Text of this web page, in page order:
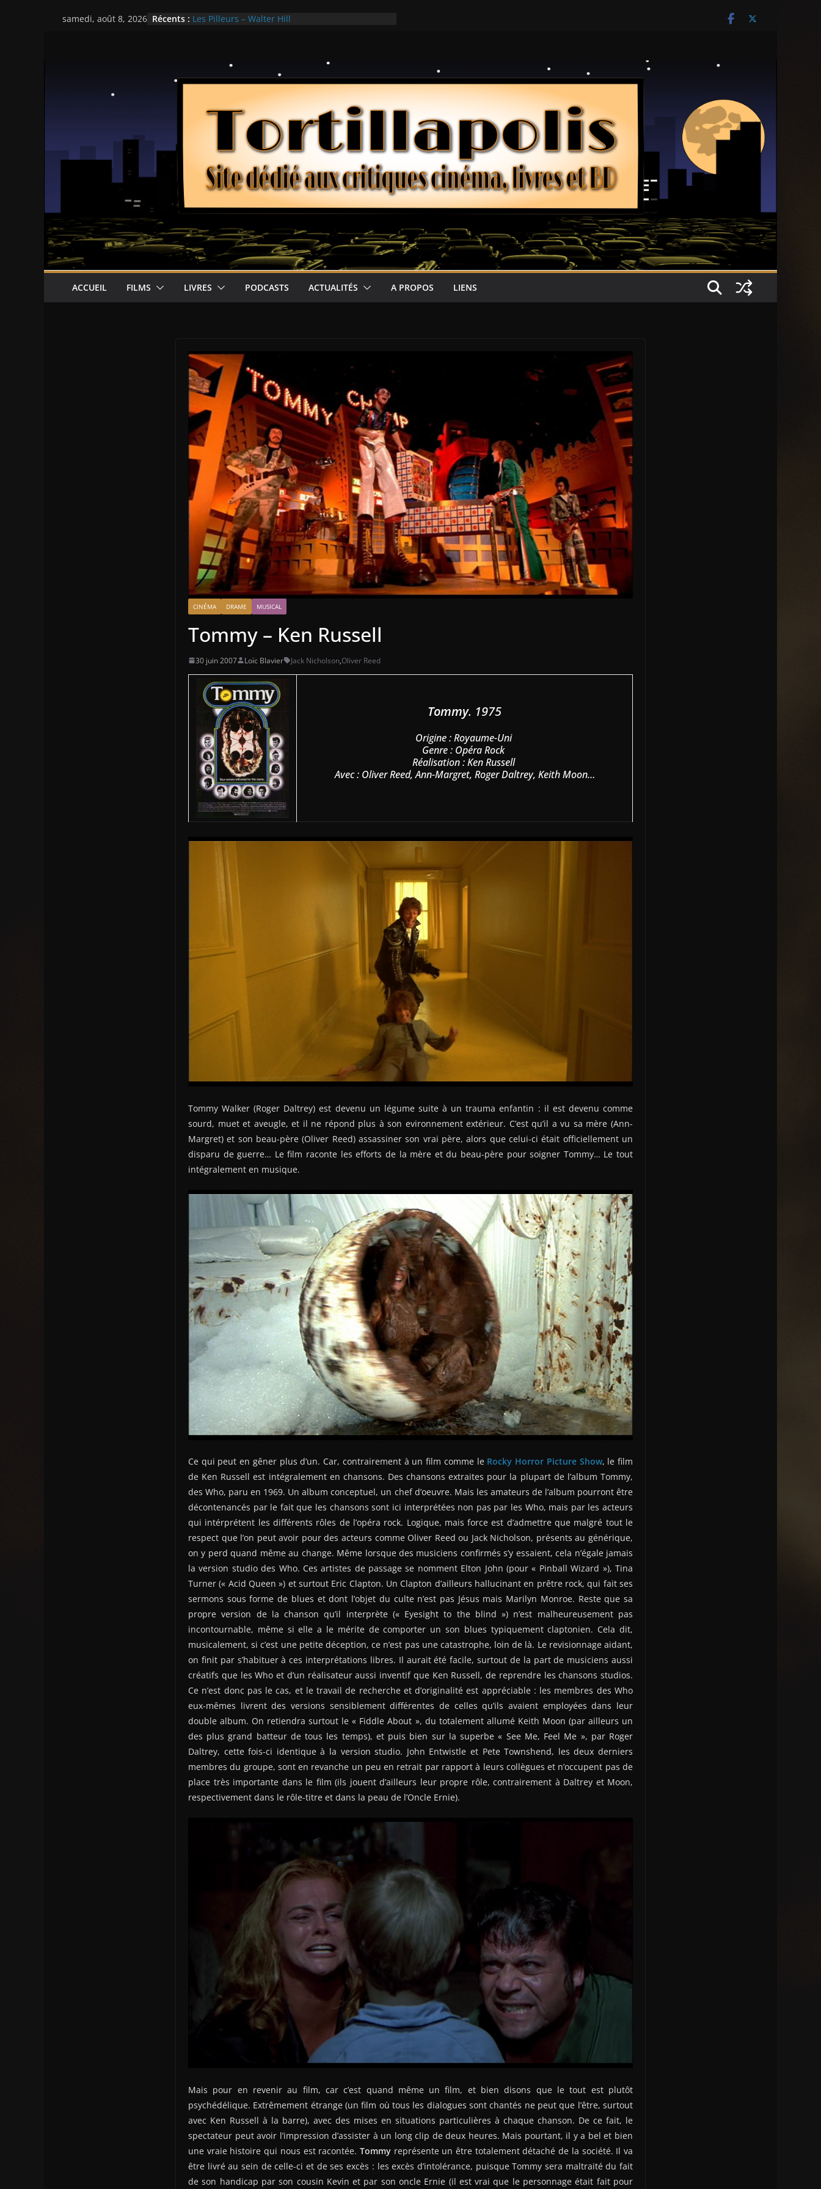
Passersamedi, août 8, 2026 Récents : Les Pilleurs – Walter Hill
Ça chauffe au lycée Ridgemont – Amy Heckerling
ACCUEIL FILMS LIVRES PODCASTS ACTUALITÉS A PROPOS LIENS
CINÉMA DRAME MUSICAL
Tommy – Ken Russell
30 juin 2007 Loïc Blavier Jack Nicholson,Oliver Reed
Tommy. 1975
Origine : Royaume-Uni
Genre : Opéra Rock
Réalisation : Ken Russell
Avec : Oliver Reed, Ann-Margret, Roger Daltrey, Keith Moon…
Tommy Walker (Roger Daltrey) est devenu un légume suite à un trauma enfantin : il est devenu comme
sourd, muet et aveugle, et il ne répond plus à son evironnement extérieur. C’est qu’il a vu sa mère (Ann-
Margret) et son beau-père (Oliver Reed) assassiner son vrai père, alors que celui-ci était officiellement un
disparu de guerre… Le film raconte les efforts de la mère et du beau-père pour soigner Tommy… Le tout
intégralement en musique.
Ce qui peut en gêner plus d’un. Car, contrairement à un film comme le Rocky Horror Picture Show, le film
de Ken Russell est intégralement en chansons. Des chansons extraites pour la plupart de l’album Tommy,
des Who, paru en 1969. Un album conceptuel, un chef d’oeuvre. Mais les amateurs de l’album pourront être
décontenancés par le fait que les chansons sont ici interprétées non pas par les Who, mais par les acteurs
qui intérprétent les différents rôles de l’opéra rock. Logique, mais force est d’admettre que malgré tout le
respect que l’on peut avoir pour des acteurs comme Oliver Reed ou Jack Nicholson, présents au générique,
on y perd quand même au change. Même lorsque des musiciens confirmés s’y essaient, cela n’égale jamais
la version studio des Who. Ces artistes de passage se nomment Elton John (pour « Pinball Wizard »), Tina
Turner (« Acid Queen ») et surtout Eric Clapton. Un Clapton d’ailleurs hallucinant en prêtre rock, qui fait ses
sermons sous forme de blues et dont l’objet du culte n’est pas Jésus mais Marilyn Monroe. Reste que sa
propre version de la chanson qu’il interprète (« Eyesight to the blind ») n’est malheureusement pas
incontournable, même si elle a le mérite de comporter un son blues typiquement claptonien. Cela dit,
musicalement, si c’est une petite déception, ce n’est pas une catastrophe, loin de là. Le revisionnage aidant,
on finit par s’habituer à ces interprétations libres. Il aurait été facile, surtout de la part de musiciens aussi
créatifs que les Who et d’un réalisateur aussi inventif que Ken Russell, de reprendre les chansons studios.
Ce n’est donc pas le cas, et le travail de recherche et d’originalité est appréciable : les membres des Who
eux-mêmes livrent des versions sensiblement différentes de celles qu’ils avaient employées dans leur
double album. On retiendra surtout le « Fiddle About », du totalement allumé Keith Moon (par ailleurs un
des plus grand batteur de tous les temps), et puis bien sur la superbe « See Me, Feel Me », par Roger
Daltrey, cette fois-ci identique à la version studio. John Entwistle et Pete Townshend, les deux derniers
membres du groupe, sont en revanche un peu en retrait par rapport à leurs collègues et n’occupent pas de
place très importante dans le film (ils jouent d’ailleurs leur propre rôle, contrairement à Daltrey et Moon,
respectivement dans le rôle-titre et dans la peau de l’Oncle Ernie).
Mais pour en revenir au film, car c’est quand même un film, et bien disons que le tout est plutôt
psychédélique. Extrêmement étrange (un film où tous les dialogues sont chantés ne peut que l’être, surtout
avec Ken Russell à la barre), avec des mises en situations particulières à chaque chanson. De ce fait, le
spectateur peut avoir l’impression d’assister à un long clip de deux heures. Mais pourtant, il y a bel et bien
une vraie histoire qui nous est racontée. Tommyreprésente un être totalement détaché de la société. Il va
être livré au sein de celle-ci et de ses excès : les excès d’intolérance, puisque Tommy sera maltraité du fait
de son handicap par son cousin Kevin et par son oncle Ernie (il est vrai que le personnage était fait pour